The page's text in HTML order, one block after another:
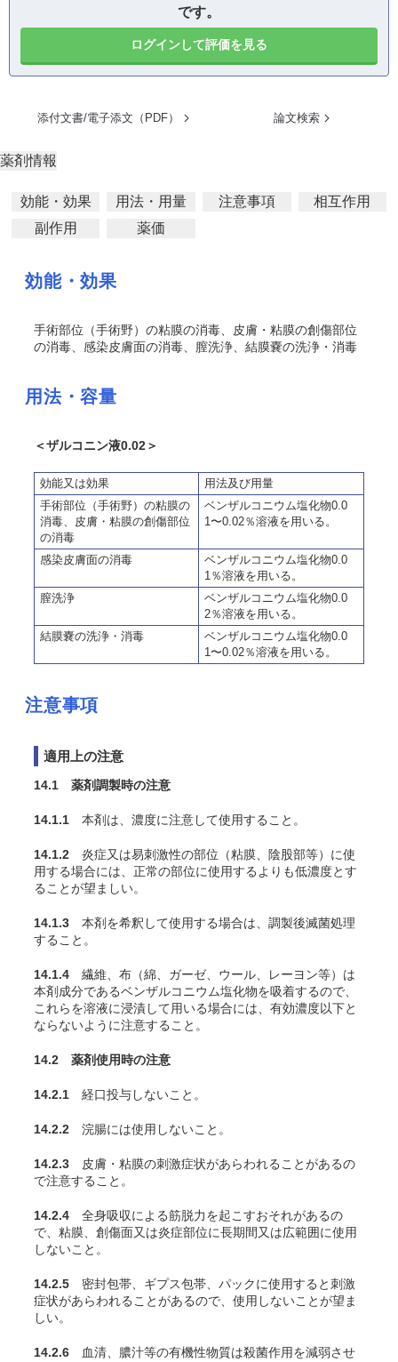
です。
ログインして評価を見る
添付文書/電子添文（PDF） 論文検索
薬剤情報
効能・効果 用法・用量 注意事項
相互作用
副作用
薬価
効能・効果
手術部位（手術野）の粘膜の消毒、皮膚・粘膜の創傷部位
の消毒、感染皮膚面の消毒、膣洗浄、結膜嚢の洗浄・消毒
用法・容量
＜ザルコニン液0.02＞
効能又は効果
用法及び用量
手術部位（手術野）の粘膜の
消毒、皮膚・粘膜の創傷部位
の消毒
ベンザルコニウム塩化物0.0
1〜0.02％溶液を用いる。
感染皮膚面の消毒
ベンザルコニウム塩化物0.0
1％溶液を用いる。
膣洗浄
ベンザルコニウム塩化物0.0
2％溶液を用いる。
結膜嚢の洗浄・消毒
ベンザルコニウム塩化物0.0
1〜0.02％溶液を用いる。
注意事項
適用上の注意
14.1 薬剤調製時の注意
14.1.1 本剤は、濃度に注意して使用すること。
14.1.2 炎症又は易刺激性の部位（粘膜、陰股部等）に使
用する場合には、正常の部位に使用するよりも低濃度とす
ることが望ましい。
14.1.3 本剤を希釈して使用する場合は、調製後滅菌処理
すること。
14.1.4 繊維、布（綿、ガーゼ、ウール、レーヨン等）は
本剤成分であるベンザルコニウム塩化物を吸着するので、
これらを溶液に浸漬して用いる場合には、有効濃度以下と
ならないように注意すること。
14.2 薬剤使用時の注意
14.2.1 経口投与しないこと。
14.2.2 浣腸には使用しないこと。
14.2.3 皮膚・粘膜の刺激症状があらわれることがあるの
で注意すること。
14.2.4 全身吸収による筋脱力を起こすおそれがあるの
で、粘膜、創傷面又は炎症部位に長期間又は広範囲に使用
しないこと。
14.2.5 密封包帯、ギプス包帯、パックに使用すると刺激
症状があらわれることがあるので、使用しないことが望ま
しい。
14.2.6 血清、膿汁等の有機性物質は殺菌作用を減弱させ